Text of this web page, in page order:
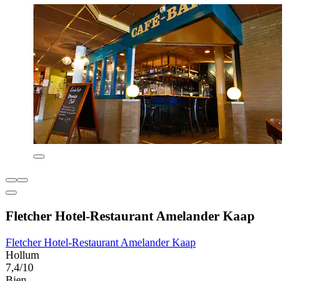
Fletcher Hotel-Restaurant Amelander Kaap
Fletcher Hotel-Restaurant Amelander Kaap
Hollum
7,4/10